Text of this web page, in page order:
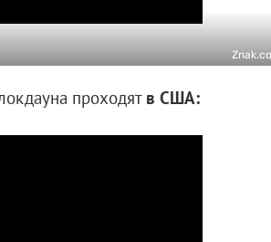
проходят в США: